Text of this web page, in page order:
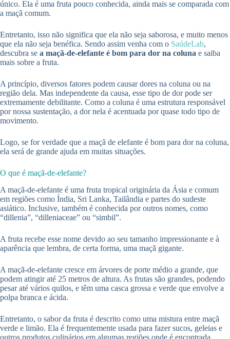
único. Ela é uma fruta pouco conhecida, ainda mais se comparada com
a maçã comum.
Entretanto, isso não significa que ela não seja saborosa, e muito menos
que ela não seja benéfica. Sendo assim venha com o SaúdeLab,
descubra se a maçã-de-elefante é bom para dor na coluna e saiba
mais sobre a fruta.
A princípio, diversos fatores podem causar dores na coluna ou na
região dela. Mas independente da causa, esse tipo de dor pode ser
extremamente debilitante. Como a coluna é uma estrutura responsável
por nossa sustentação, a dor nela é acentuada por quase todo tipo de
movimento.
Logo, se for verdade que a maçã de elefante é bom para dor na coluna,
ela será de grande ajuda em muitas situações.
O que é maçã-de-elefante?
A maçã-de-elefante é uma fruta tropical originária da Ásia e comum
em regiões como Índia, Sri Lanka, Tailândia e partes do sudeste
asiático. Inclusive, também é conhecida por outros nomes, como
“dillenia”, “dilleniaceae” ou “simbil”.
A fruta recebe esse nome devido ao seu tamanho impressionante e à
aparência que lembra, de certa forma, uma maçã gigante.
A maçã-de-elefante cresce em árvores de porte médio a grande, que
podem atingir até 25 metros de altura. As frutas são grandes, podendo
pesar até vários quilos, e têm uma casca grossa e verde que envolve a
polpa branca e ácida.
Entretanto, o sabor da fruta é descrito como uma mistura entre maçã
verde e limão. Ela é frequentemente usada para fazer sucos, geleias e
outros produtos culinários em algumas regiões onde é encontrada.